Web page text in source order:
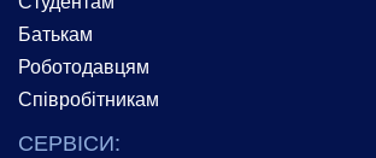
Батькам
Роботодавцям
Співробітникам
СЕРВІСИ: